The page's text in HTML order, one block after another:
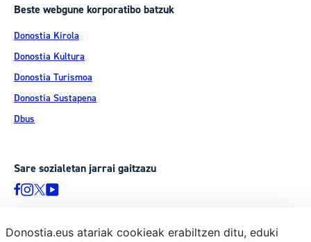
Beste webgune korporatibo batzuk
Donostia Kirola
Donostia Kultura
Donostia Turismoa
Donostia Sustapena
Dbus
Sare sozialetan jarrai gaitzazu
Donostia.eus atariak cookieak erabiltzen ditu, eduki